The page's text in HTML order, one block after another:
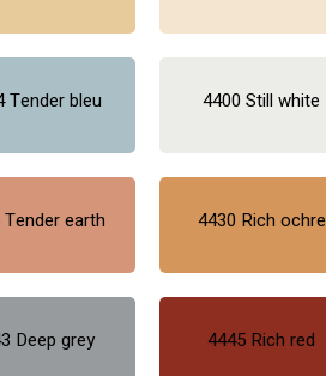
Tender bleu 4400 Still white
earth 4430 Rich ochre
Deep grey 4445 Rich red